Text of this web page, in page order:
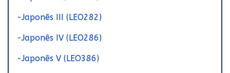
-Japonês III (LEO282)
-Japonês IV (LEO286)
-Japonês V (LEO386)